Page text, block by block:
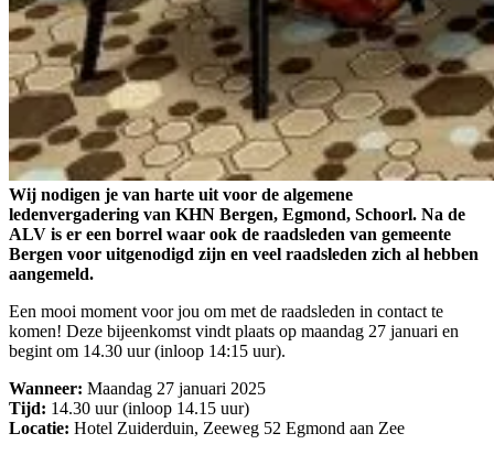
Wij nodigen je van harte uit voor de algemene
ledenvergadering van KHN Bergen, Egmond, Schoorl. Na de
ALV is er een borrel waar ook de raadsleden van gemeente
Bergen voor uitgenodigd zijn en veel raadsleden zich al hebben
aangemeld.
Een mooi moment voor jou om met de raadsleden in contact te
komen! Deze bijeenkomst vindt plaats op maandag 27 januari en
begint om 14.30 uur (inloop 14:15 uur).
Wanneer: Maandag 27 januari 2025
Tijd: 14.30 uur (inloop 14.15 uur)
Locatie: Hotel Zuiderduin, Zeeweg 52 Egmond aan Zee